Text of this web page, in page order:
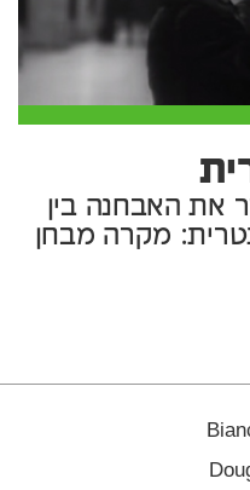
את האבחנה בין
מקרה מבחן